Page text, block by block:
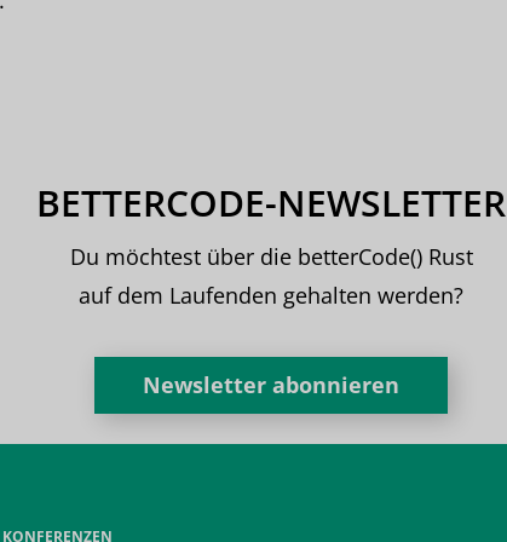
BETTERCODE-NEWSLETTER
Du möchtest über die betterCode() Rust
auf dem Laufenden gehalten werden?
Newsletter abonnieren